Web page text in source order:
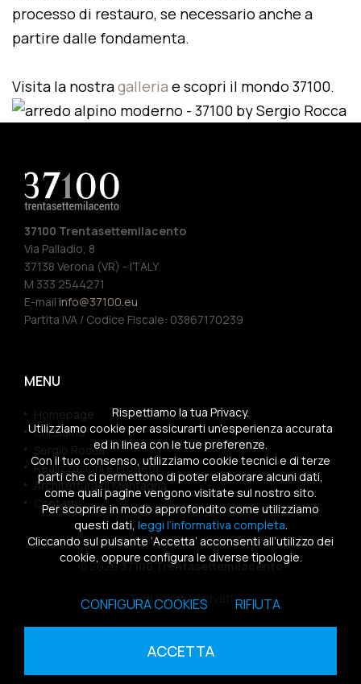
processo di restauro, se necessario anche a
partire dalle fondamenta.
Visita la nostragalleria e scopri il mondo 37100.
37100 Trentasettemilacento
Via Palladio, 8
37138 Verona (VR) - ITALY
M 333 2544271
E-mail info@37100.eu
Partita IVA / Codice Fiscale: 03867170239
MENU
Homepage
Chi siamo
Sergio Rocca
Realizzazioni e Progetti
Architettura di Montagna
Contatti
© 202637100 Trentasettemilacento
Tutti i diritti riservati
Sitemap|Privacy Policy|Cookies Policy
Rispettiamo la tua Privacy.
Utilizziamo cookie per assicurarti un’esperienza accurata
ed in linea con le tue preferenze.
Con il tuo consenso, utilizziamo cookie tecnici e di terze
parti che ci permettono di poter elaborare alcuni dati,
come quali pagine vengono visitate sul nostro sito.
Per scoprire in modo approfondito come utilizziamo
questi dati, leggi l’informativa completa.
Cliccando sul pulsante ‘Accetta’ acconsenti all’utilizzo dei
cookie, oppure configura le diverse tipologie.
CONFIGURA COOKIES RIFIUTA
ACCETTA